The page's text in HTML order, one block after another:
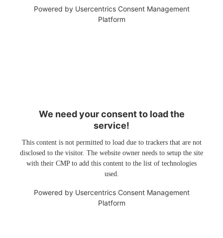
Powered by Usercentrics Consent Management
Platform
We need your consent to load the
service!
This content is not permitted to load due to trackers that are not
disclosed to the visitor. The website owner needs to setup the site
with their CMP to add this content to the list of technologies
used.
Powered by Usercentrics Consent Management
Platform